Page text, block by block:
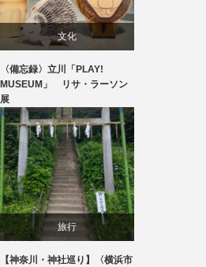
文化
美術展・美術館・博物館巡り
〈備忘録〉立川「PLAY!
MUSEUM」 リサ・ラーソン
展
旅行
【神奈川・神社巡り】〈横浜市